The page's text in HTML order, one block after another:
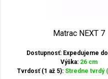
Matrac NEXT 7
Dostupnosť: Expedujeme
Výška: 26 cm
Tvrdosť (1 až 5): Stredne tvrdý